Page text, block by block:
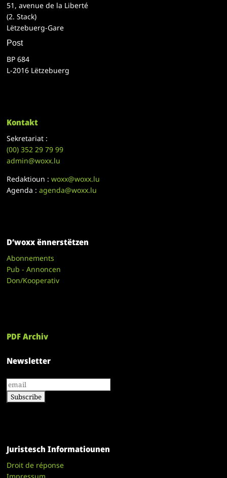
51, avenue de la Liberté
(2. Stack)
Lëtzebuerg-Gare
Post
BP 684
L-2016 Lëtzebuerg
Kontakt
Sekretariat :
(00)352 29 79 99
admin@woxx.lu
Redaktioun :woxx@woxx.lu
Agenda :agenda@woxx.lu
D’woxx ënnerstëtzen
Abonnements
Pub - Annoncen
Don/Kooperativ
PDF Archiv
Newsletter
Juristesch Informatiounen
Droit de réponse